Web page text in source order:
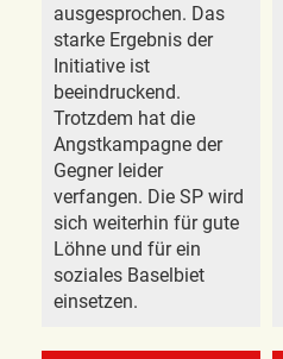
ausgesprochen. Das
starke Ergebnis der
Initiative ist
beeindruckend.
Trotzdem hat die
Angstkampagne der
Gegner leider
verfangen. Die SP wird
sich weiterhin für gute
Löhne und für ein
soziales Baselbiet
einsetzen.